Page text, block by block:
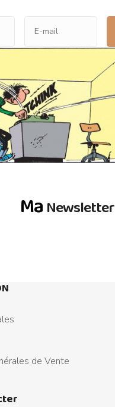
Ma Newsletter
de Vente